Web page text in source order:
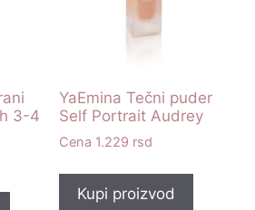
3-4
YaEmina Tečni puder
Self Portrait Audrey
1.229 rsd
Kupi proizvod